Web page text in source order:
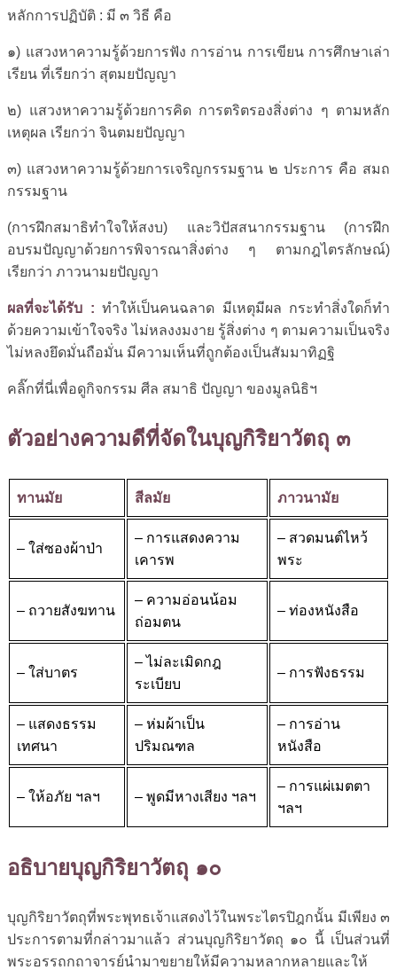
หลักการปฏิบัติ : มี ๓ วิธี คือ
๑) แสวงหาความรู้ด้วยการฟัง การอ่าน การเขียน การศึกษาเล่า
เรียน ที่เรียกว่า สุตมยปัญญา
๒) แสวงหาความรู้ด้วยการคิด การตริตรองสิ่งต่าง ๆ ตามหลัก
เหตุผล เรียกว่า จินตมยปัญญา
๓) แสวงหาความรู้ด้วยการเจริญกรรมฐาน ๒ ประการ คือ สมถ
กรรมฐาน
(การฝึกสมาธิทำใจให้สงบ) และวิปัสสนากรรมฐาน (การฝึก
อบรมปัญญาด้วยการพิจารณาสิ่งต่าง ๆ ตามกฎไตรลักษณ์)
เรียกว่า ภาวนามยปัญญา
ผลที่จะได้รับ : ทำให้เป็นคนฉลาด มีเหตุมีผล กระทำสิ่งใดก็ทำ
ด้วยความเข้าใจจริง ไม่หลงงมงาย รู้สิ่งต่าง ๆ ตามความเป็นจริง
ไม่หลงยึดมั่นถือมั่น มีความเห็นที่ถูกต้องเป็นสัมมาทิฏฐิ
คลิ๊กที่นี่เพื่อดูกิจกรรม ศีล สมาธิ ปัญญา ของมูลนิธิฯ
ตัวอย่างความดีที่จัดในบุญกิริยาวัตถุ ๓
ทานมัย สีลมัย ภาวนามัย
– ใส่ซองผ้าป่า
– การแสดงความ
เคารพ
– สวดมนต์ไหว้
พระ
– ถวายสังฆทาน
– ความอ่อนน้อม
ถ่อมตน
– ท่องหนังสือ
– ใส่บาตร
– ไม่ละเมิดกฎ
ระเบียบ
– การฟังธรรม
– แสดงธรรม
เทศนา
– ห่มผ้าเป็น
ปริมณฑล
– การอ่าน
หนังสือ
– ให้อภัย ฯลฯ – พูดมีหางเสียง ฯลฯ
– การแผ่เมตตา
ฯลฯ
อธิบายบุญกิริยาวัตถุ ๑๐
บุญกิริยาวัตถุที่พระพุทธเจ้าแสดงไว้ในพระไตรปิฎกนั้น มีเพียง ๓
ประการตามที่กล่าวมาแล้ว ส่วนบุญกิริยาวัตถุ ๑๐ นี้ เป็นส่วนที่
พระอรรถกถาจารย์นำมาขยายให้มีความหลากหลายและให้